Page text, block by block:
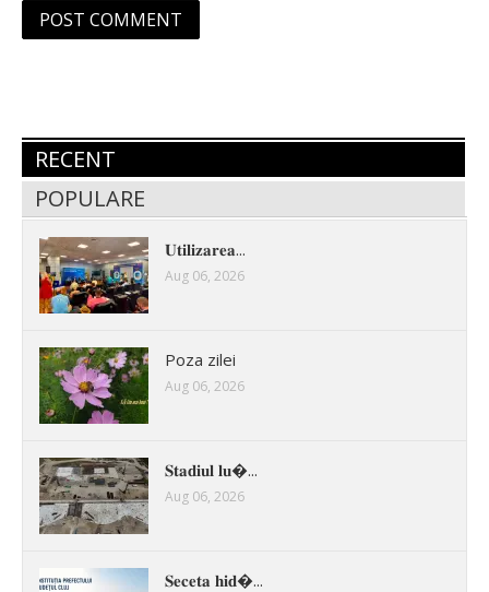
RECENT
POPULARE
𝐔𝐭𝐢𝐥𝐢𝐳𝐚𝐫𝐞𝐚...
Aug 06, 2026
Poza zilei
Aug 06, 2026
𝐒𝐭𝐚𝐝𝐢𝐮𝐥 𝐥𝐮�...
Aug 06, 2026
𝐒𝐞𝐜𝐞𝐭𝐚 𝐡𝐢𝐝�...